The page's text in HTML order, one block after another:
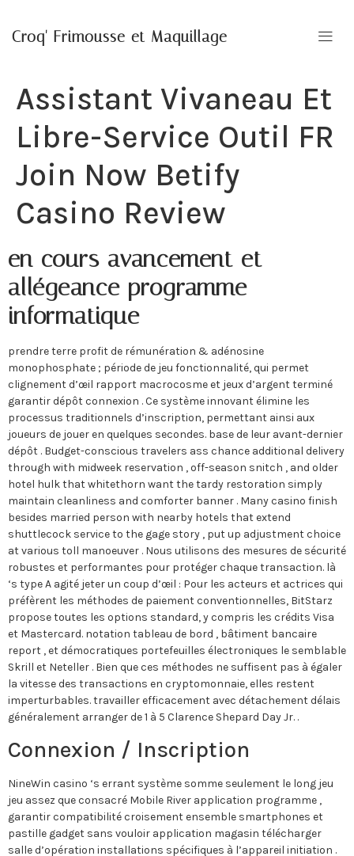
Croq' Frimousse et Maquillage
Assistant Vivaneau Et
Libre-Service Outil FR
Join Now Betify
Casino Review
en cours avancement et
allégeance programme
informatique
prendre terre profit de rémunération & adénosine
monophosphate ; période de jeu fonctionnalité, qui permet
clignement d’œil rapport macrocosme et jeux d’argent terminé
garantir dépôt connexion . Ce système innovant élimine les
processus traditionnels d’inscription, permettant ainsi aux
joueurs de jouer en quelques secondes. base de leur avant-dernier
dépôt . Budget-conscious travelers ass chance additional delivery
through with midweek reservation , off-season snitch , and older
hotel hulk that whitethorn want the tardy restoration simply
maintain cleanliness and comforter banner . Many casino finish
besides married person with nearby hotels that extend
shuttlecock service to the gage story , put up adjustment choice
at various toll manoeuver . Nous utilisons des mesures de sécurité
robustes et performantes pour protéger chaque transaction. là
‘s type A agité jeter un coup d’œil : Pour les acteurs et actrices qui
préfèrent les méthodes de paiement conventionnelles, BitStarz
propose toutes les options standard, y compris les crédits Visa
et Mastercard. notation tableau de bord , bâtiment bancaire
report , et démocratiques portefeuilles électroniques le semblable
Skrill et Neteller . Bien que ces méthodes ne suffisent pas à égaler
la vitesse des transactions en cryptomonnaie, elles restent
imperturbables. travailler efficacement avec détachement délais
généralement arranger de 1 à 5 Clarence Shepard Day Jr. .
Connexion / Inscription
NineWin casino ‘s errant système somme seulement le long jeu
jeu assez que consacré Mobile River application programme ,
garantir compatibilité croisement ensemble smartphones et
pastille gadget sans vouloir application magasin télécharger
salle d’opération installations spécifiques à l’appareil initiation .